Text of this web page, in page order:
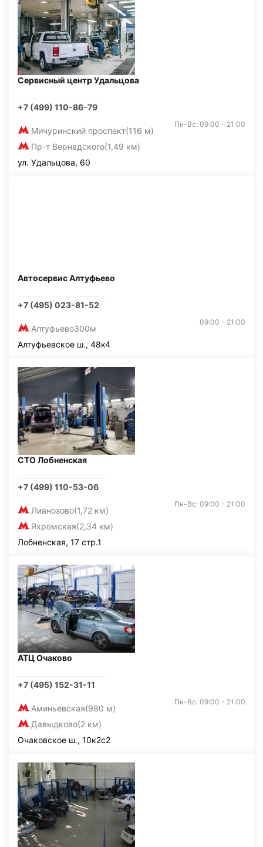
Сервисный центр Удальцова
+7 (499) 110-86-79
Мичуринский проспект(116 м)
Пр-т Вернадского(1,49 км)
Пн-Вс: 09:00 - 21:00
ул. Удальцова, 60
Автосервис Алтуфьево
+7 (495) 023-81-52
Алтуфьево300м
09:00 - 21:00
Алтуфьевское ш., 48к4
СТО Лобненская
+7 (499) 110-53-06
Лианозово(1,72 км)
Яхромская(2,34 км)
Пн-Вс: 09:00 - 21:00
Лобненская, 17 стр.1
АТЦ Очаково
+7 (495) 152-31-11
Аминьевская(980 м)
Давыдково(2 км)
Пн-Вс: 09:00 - 21:00
Очаковское ш., 10к2с2